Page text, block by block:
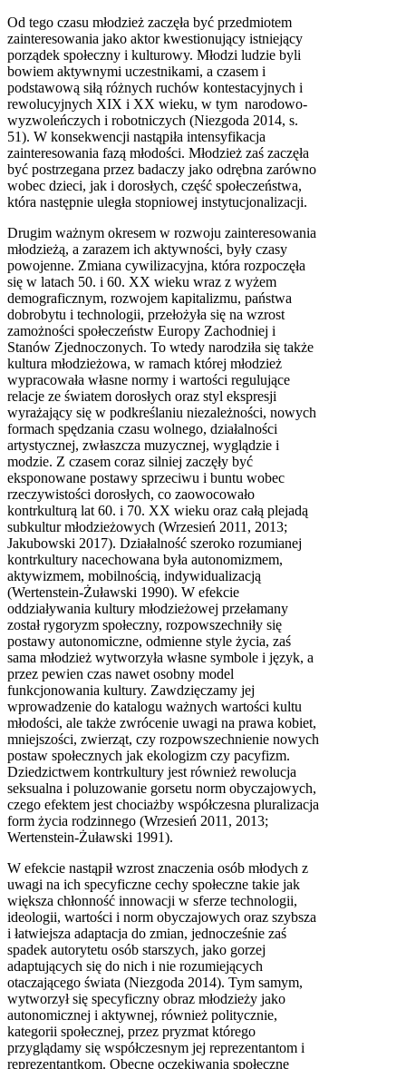
Od tego czasu młodzież zaczęła być przedmiotem
zainteresowania jako aktor kwestionujący istniejący
porządek społeczny i kulturowy. Młodzi ludzie byli
bowiem aktywnymi uczestnikami, a czasem i
podstawową siłą różnych ruchów kontestacyjnych i
rewolucyjnych XIX i XX wieku, w tym narodowo-
wyzwoleńczych i robotniczych (Niezgoda 2014, s.
51). W konsekwencji nastąpiła intensyfikacja
zainteresowania fazą młodości. Młodzież zaś zaczęła
być postrzegana przez badaczy jako odrębna zarówno
wobec dzieci, jak i dorosłych, część społeczeństwa,
która następnie uległa stopniowej instytucjonalizacji.
Drugim ważnym okresem w rozwoju zainteresowania
młodzieżą, a zarazem ich aktywności, były czasy
powojenne. Zmiana cywilizacyjna, która rozpoczęła
się w latach 50. i 60. XX wieku wraz z wyżem
demograficznym, rozwojem kapitalizmu, państwa
dobrobytu i technologii, przełożyła się na wzrost
zamożności społeczeństw Europy Zachodniej i
Stanów Zjednoczonych. To wtedy narodziła się także
kultura młodzieżowa, w ramach której młodzież
wypracowała własne normy i wartości regulujące
relacje ze światem dorosłych oraz styl ekspresji
wyrażający się w podkreślaniu niezależności, nowych
formach spędzania czasu wolnego, działalności
artystycznej, zwłaszcza muzycznej, wyglądzie i
modzie. Z czasem coraz silniej zaczęły być
eksponowane postawy sprzeciwu i buntu wobec
rzeczywistości dorosłych, co zaowocowało
kontrkulturą lat 60. i 70. XX wieku oraz całą plejadą
subkultur młodzieżowych (Wrzesień 2011, 2013;
Jakubowski 2017). Działalność szeroko rozumianej
kontrkultury nacechowana była autonomizmem,
aktywizmem, mobilnością, indywidualizacją
(Wertenstein-Żuławski 1990). W efekcie
oddziaływania kultury młodzieżowej przełamany
został rygoryzm społeczny, rozpowszechniły się
postawy autonomiczne, odmienne style życia, zaś
sama młodzież wytworzyła własne symbole i język, a
przez pewien czas nawet osobny model
funkcjonowania kultury. Zawdzięczamy jej
wprowadzenie do katalogu ważnych wartości kultu
młodości, ale także zwrócenie uwagi na prawa kobiet,
mniejszości, zwierząt, czy rozpowszechnienie nowych
postaw społecznych jak ekologizm czy pacyfizm.
Dziedzictwem kontrkultury jest również rewolucja
seksualna i poluzowanie gorsetu norm obyczajowych,
czego efektem jest chociażby współczesna pluralizacja
form życia rodzinnego (Wrzesień 2011, 2013;
Wertenstein-Żuławski 1991).
W efekcie nastąpił wzrost znaczenia osób młodych z
uwagi na ich specyficzne cechy społeczne takie jak
większa chłonność innowacji w sferze technologii,
ideologii, wartości i norm obyczajowych oraz szybsza
i łatwiejsza adaptacja do zmian, jednocześnie zaś
spadek autorytetu osób starszych, jako gorzej
adaptujących się do nich i nie rozumiejących
otaczającego świata (Niezgoda 2014). Tym samym,
wytworzył się specyficzny obraz młodzieży jako
autonomicznej i aktywnej, również politycznie,
kategorii społecznej, przez pryzmat którego
przyglądamy się współczesnym jej reprezentantom i
reprezentantkom. Obecne oczekiwania społeczne